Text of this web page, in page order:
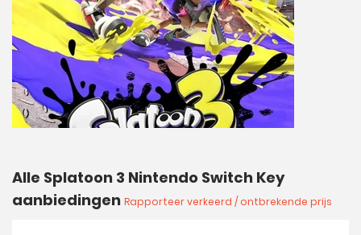
Alle Splatoon 3 Nintendo Switch Key
aanbiedingen Rapporteer verkeerd / ontbrekende prijs